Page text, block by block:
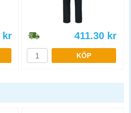
kr 411.30 kr
KÖP